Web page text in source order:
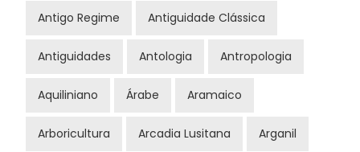
Antigo Regime Antiguidade Clássica
Antiguidades Antologia Antropologia
Aquiliniano Árabe Aramaico
Arboricultura Arcadia Lusitana Arganil